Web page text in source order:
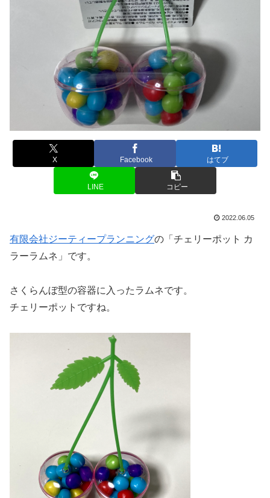
X Facebook はてブ
LINE コピー
2022.06.05
有限会社ジーティープランニングの「チェリーポット カ
ラーラムネ」です。
さくらんぼ型の容器に入ったラムネです。
チェリーポットですね。